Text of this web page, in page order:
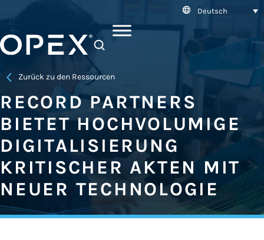
Deutsch
Zurück zu den Ressourcen
RECORD PARTNERS
BIETET HOCHVOLUMIGE
DIGITALISIERUNG
KRITISCHER AKTEN MIT
NEUER TECHNOLOGIE